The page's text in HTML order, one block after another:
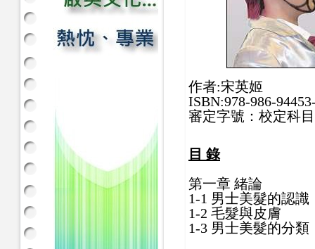
作者:宋英姬
ISBN:978-986-
審定字號：校定科
目 錄
第一章 緒論
1-1 男士美髮的認識
1-2 毛髮與皮膚
1-3 男士美髮的分類